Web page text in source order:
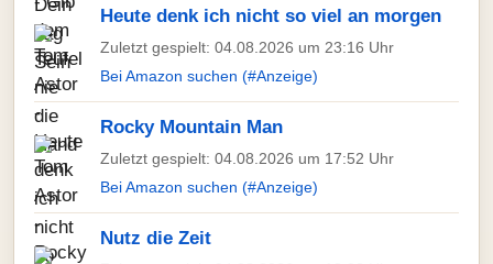
Heute denk ich nicht so viel an morgen
Zuletzt gespielt: 04.08.2026 um 23:16 Uhr
Bei Amazon suchen (#Anzeige)
Rocky Mountain Man
Zuletzt gespielt: 04.08.2026 um 17:52 Uhr
Bei Amazon suchen (#Anzeige)
Nutz die Zeit